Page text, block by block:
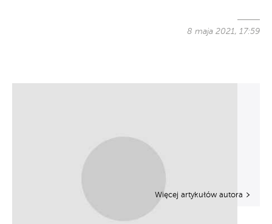
8 maja 2021, 17:59
Więcej artykułów autora